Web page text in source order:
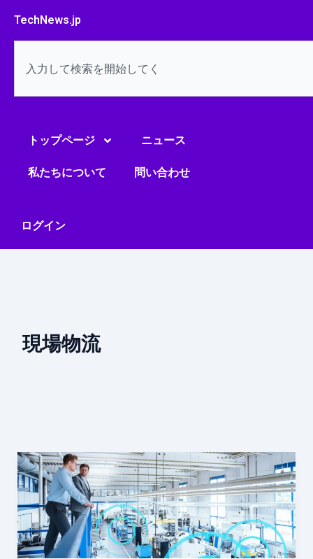
TechNews.jp
トップページ ニュース
私たちについて 問い合わせ
ログイン
現場物流
建
設
資
材
は“探
す